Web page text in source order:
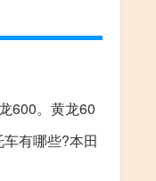
600。黄龙60
有哪些?本田